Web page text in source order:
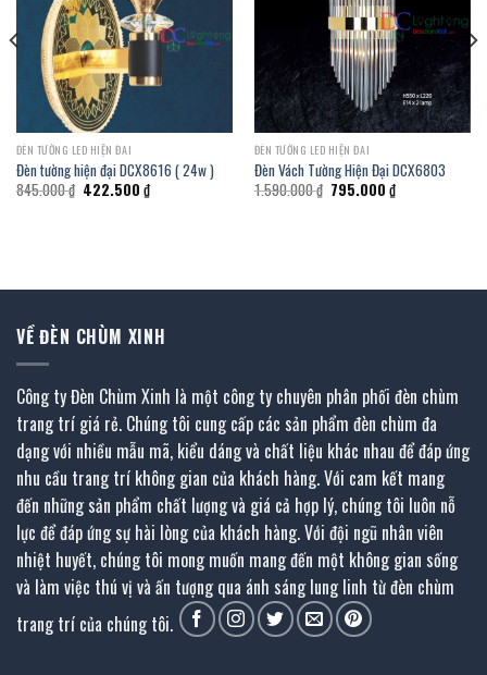
ĐÈN TƯỜNG LED HIỆN ĐAI
Đèn tường hiện đại DCX8616 ( 24w )
845.000₫ Giá
gốc
422.500 ₫Giá
hiện
ĐÈN TƯỜNG LED HIỆN ĐAI
Đèn Vách Tường Hiện Đại DCX6803
1.590.000₫ Giá
gốc
795.000 ₫Giá
hiện
VỀ ĐÈN CHÙM XINH
Công ty Đèn Chùm Xinh là một công ty chuyên phân phối đèn chùm
trang trí giá rẻ. Chúng tôi cung cấp các sản phẩm đèn chùm đa
dạng với nhiều mẫu mã, kiểu dáng và chất liệu khác nhau để đáp ứng
nhu cầu trang trí không gian của khách hàng. Với cam kết mang
đến những sản phẩm chất lượng và giá cả hợp lý, chúng tôi luôn nỗ
lực để đáp ứng sự hài lòng của khách hàng. Với đội ngũ nhân viên
nhiệt huyết, chúng tôi mong muốn mang đến một không gian sống
và làm việc thú vị và ấn tượng qua ánh sáng lung linh từ đèn chùm
trang trí của chúng tôi.